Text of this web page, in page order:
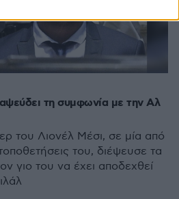
τη συμφωνία με την Αλ
του Λιονέλ Μέσι, σε μία από
του, διέψευσε τα
γιο του να έχει αποδεχθεί